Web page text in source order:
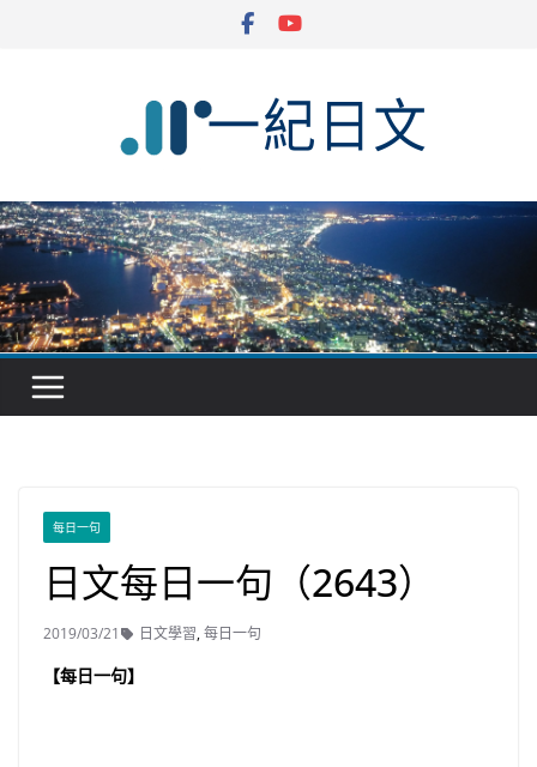
每日一句
日文每日一句（2643）
2019/03/21 日文學習,每日一句
【每日一句】